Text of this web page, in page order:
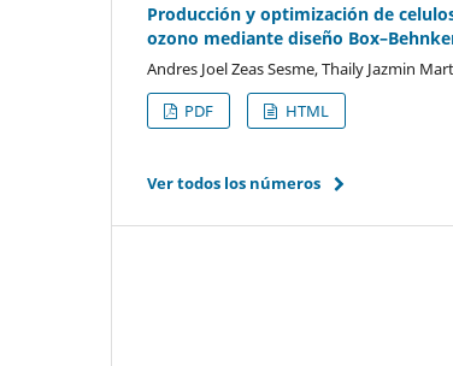
Producción y optimización de
ozono mediante diseño
Andres Joel Zeas Sesme, Thaily Jazmin
PDF
HTML
Ver todos los números